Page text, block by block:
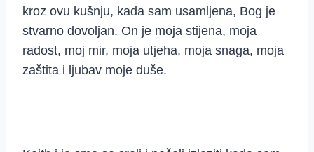
kroz ovu kušnju, kada sam usamljena, Bog je
stvarno dovoljan. On je moja stijena, moja
radost, moj mir, moja utjeha, moja snaga, moja
zaštita i ljubav moje duše.